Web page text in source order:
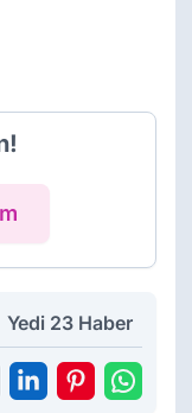
Yedi 23 Haber